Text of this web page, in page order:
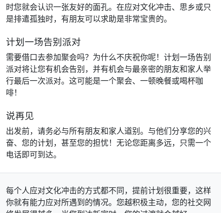
时您就会认识一张友好的面孔。在应对文化冲击、思乡或只
是排遣孤独时，有朋友可以求助是非常宝贵的。
计划一场告别派对
需要借口去参加聚会吗？为什么不庆祝你呢！计划一场告别
派对将让您有机会告别，并有机会与最亲密的朋友和家人举
行最后一次派对。这可能是一个聚会、一顿晚餐或喝杯咖
啡！
说再见
出发前，请务必与所有朋友和家人道别。与他们分享您的兴
奋、您的计划，甚至您的担忧！无论您距离多远，只需一个
电话即可到达。
每个人应对文化冲击的方式都不同，提前计划很重要，这样
你就有能力应对所遇到的情况。您越积极主动，您的社交网